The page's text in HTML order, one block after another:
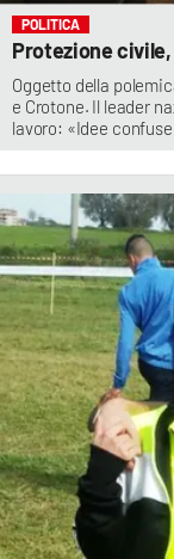
POLITICA
Protezione
Oggetto della
e Crotone. Il leader
lavoro: «Idee